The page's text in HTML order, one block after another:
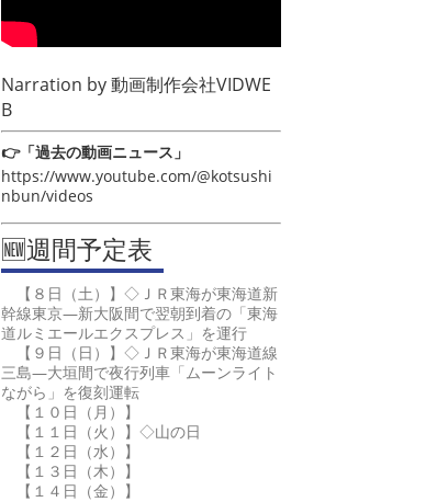
Narration by動画制作会社VIDWE
B
👉「過去の動画ニュース」
https://www.youtube.com/@kotsushi
nbun/videos
🆕週間予定表
【８日（土）】◇ＪＲ東海が東海道新
幹線東京―新大阪間で翌朝到着の「東海
道ルミエールエクスプレス」を運行
【９日（日）】◇ＪＲ東海が東海道線
三島―大垣間で夜行列車「ムーンライト
ながら」を復刻運転
【１０日（月）】
【１１日（火）】◇山の日
【１２日（水）】
【１３日（木）】
【１４日（金）】